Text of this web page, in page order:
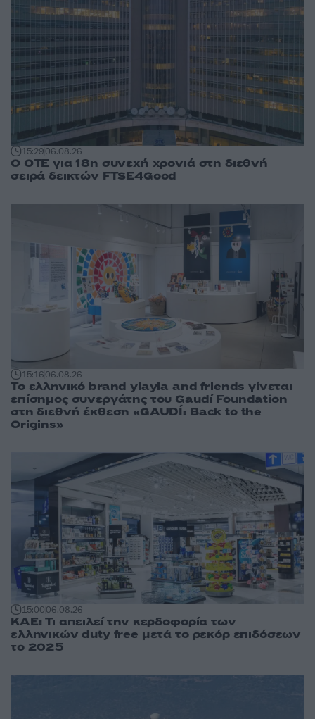
15:2906.08.26
Ο ΟΤΕ για 18η συνεχή χρονιά στη διεθνή
σειρά δεικτών FTSE4Good
15:1606.08.26
Το ελληνικό brand yiayia and friends γίνεται
επίσημος συνεργάτης του Gaudí Foundation
στη διεθνή έκθεση «GAUDÍ: Back to the
Origins»
15:0006.08.26
ΚΑΕ: Τι απειλεί την κερδοφορία των
ελληνικών duty free μετά το ρεκόρ επιδόσεων
το 2025